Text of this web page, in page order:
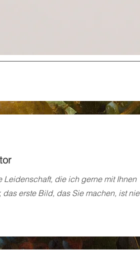
Leidenschaft, die ich gerne mit Ihnen
das erste Bild, das Sie machen, ist nie